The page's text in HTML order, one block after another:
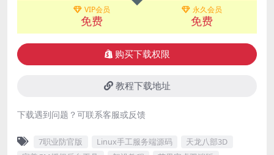
VIP会员
免费
永久会员
免费
购买下载权限
教程下载地址
下载遇到问题？可联系客服或反馈
7职业防官版 Linux手工服务端源码
天龙八部3D